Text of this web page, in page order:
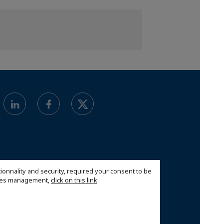
and security, required your consent to be
management,click on this link.